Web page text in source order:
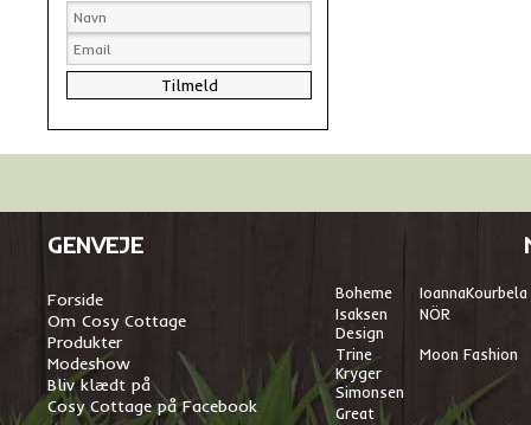
GENVEJE
Forside
Om Cosy Cottage
Produkter
Modeshow
Bliv klædt på
Cosy Cottage på Facebook
Boheme IoannaKourbela
Isaksen
Design
NÖR
Trine
Kryger
Simonsen
Moon Fashion
Great